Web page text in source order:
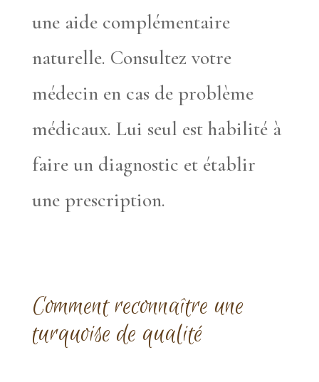
une aide complémentaire
naturelle. Consultez votre
médecin en cas de problème
médicaux. Lui seul est habilité à
faire un diagnostic et établir
une prescription.
Comment reconnaître une
turquoise de qualité